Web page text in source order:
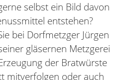
selbst ein Bild davon
entstehen?
bei Dorfmetzger Jürgen
gläsernen Metzgerei
der Bratwürste
mitverfolgen oder auch